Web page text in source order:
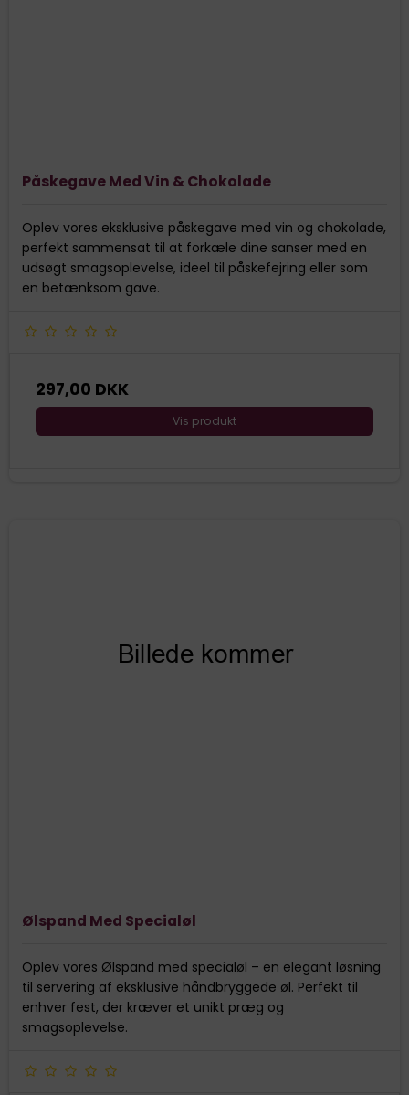
Påskegave Med Vin & Chokolade
Oplev vores eksklusive påskegave med vin og chokolade,
perfekt sammensat til at forkæle dine sanser med en
udsøgt smagsoplevelse, ideel til påskefejring eller som
en betænksom gave.
297,00 DKK
Vis produkt
Ølspand Med Specialøl
Oplev vores Ølspand med specialøl – en elegant løsning
til servering af eksklusive håndbryggede øl. Perfekt til
enhver fest, der kræver et unikt præg og
smagsoplevelse.